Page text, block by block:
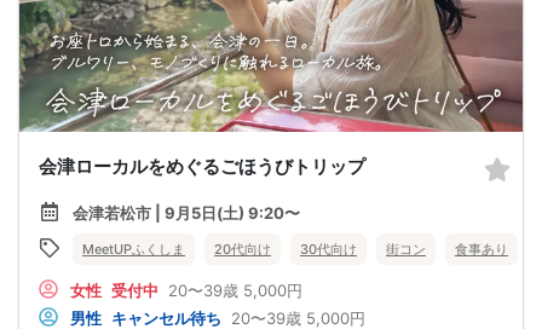
会津ローカルをめぐるごほうびトリップ
会津若松市 | 9月5日(土) 9:20〜
MeetUPふくしま 20代向け 30代向け 街コン 食事あり
女性 受付中 20〜39歳 5,000円
男性 キャンセル待ち 20〜39歳 5,000円